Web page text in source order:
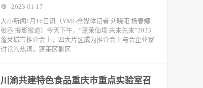
2023-01-17
大小新闻1月16日讯（YMG全媒体记者 刘晓阳 杨春娜
张丞 摄影报道）今天下午，“蓬莱仙境 未来先来”2023
蓬莱城市推介会上，四大片区成为推介会上与会企业家
讨论的热词。蓬莱区副区
川渝共建特色食品重庆市重点实验室召